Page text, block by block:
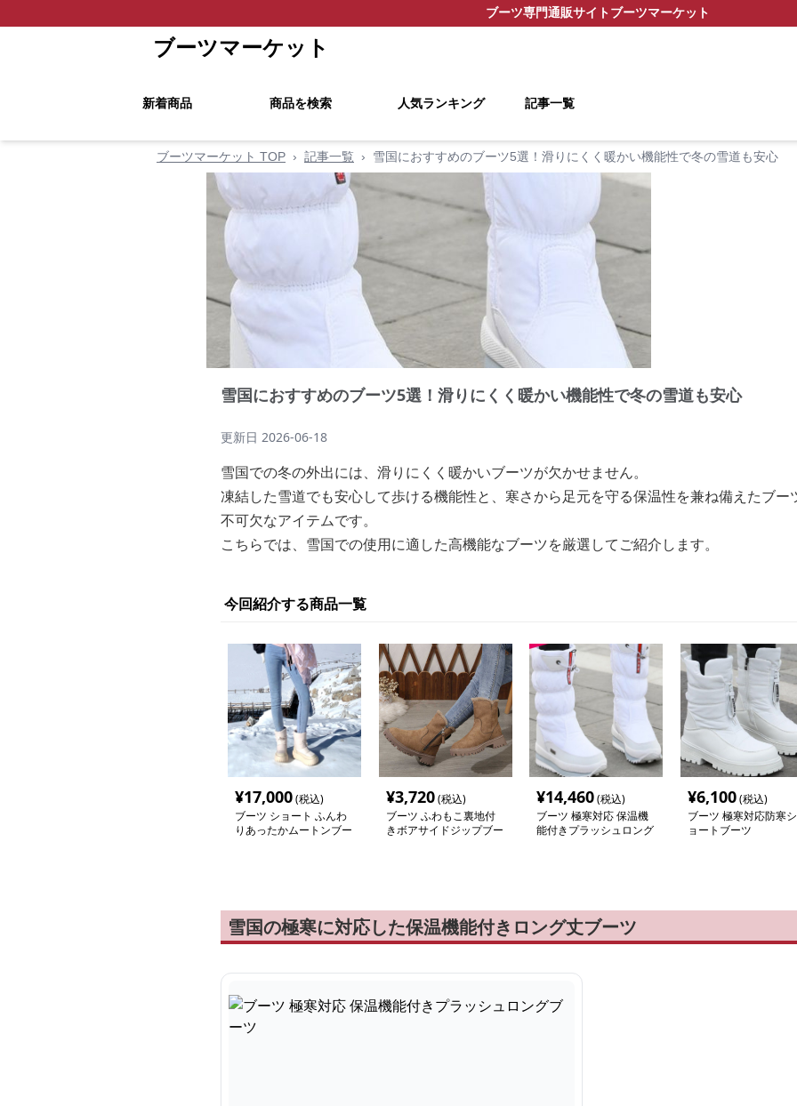
ブーツ専門通販サイトブーツマーケット
ブーツマーケット
新着商品 商品を検索 人気ランキング 記事一覧
ブーツマーケット TOP › 記事一覧 › 雪国におすすめのブーツ5選！滑りにくく暖かい機能性で冬の雪道も安心
雪国におすすめのブーツ5選！滑りにくく暖かい機能性で冬の雪道も安心
更新日 2026-06-18
雪国での冬の外出には、滑りにくく暖かいブーツが欠かせません。
凍結した雪道でも安心して歩ける機能性と、寒さから足元を守る保温性を兼ね備えたブ
不可欠なアイテムです。
こちらでは、雪国での使用に適した高機能なブーツを厳選してご紹介します。
今回紹介する商品一覧
¥17,000(税込)
ブーツ ショート ふんわ
りあったかムートンブー
¥3,720(税込)
ブーツ ふわもこ裏地付
きボアサイドジップブー
¥14,460(税込)
ブーツ 極寒対応 保温機
能付きプラッシュロング
¥6,100(税込)
ブーツ 極寒対応防寒シ
ョートブーツ
雪国の極寒に対応した保温機能付きロング丈ブーツ